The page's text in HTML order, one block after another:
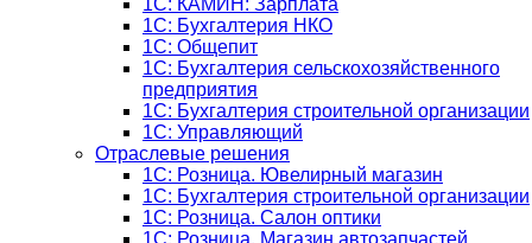
1C: КАМИН: Зарплата
1C: Бухгалтерия НКО
1С: Общепит
1С: Бухгалтерия сельскохозяйст­венного
предприятия
1С: Бухгалтерия строительной организации
1С: Управляющий
Отраслевые решения
1С: Розница. Ювелирный магазин
1С: Бухгалтерия строительной организации
1С: Розница. Салон оптики
1С: Розница. Магазин автозапчастей